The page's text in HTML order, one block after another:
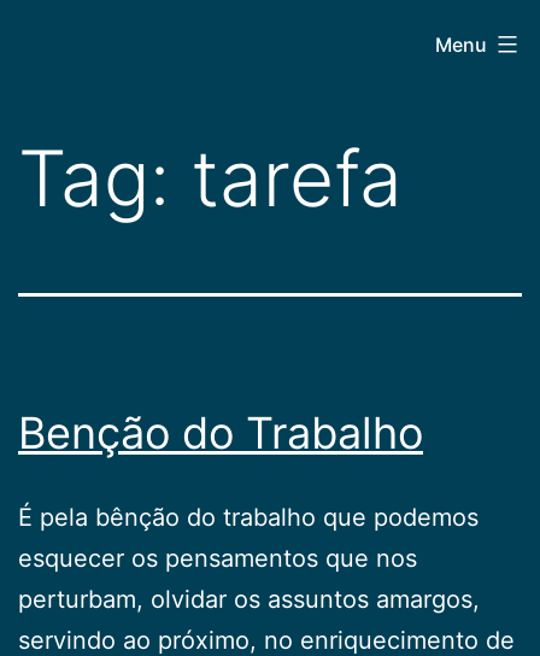
conteúdo
Menu
Tag: tarefa
Benção do Trabalho
É pela bênção do trabalho que podemos
esquecer os pensamentos que nos
perturbam, olvidar os assuntos amargos,
servindo ao próximo, no enriquecimento de